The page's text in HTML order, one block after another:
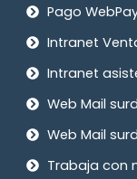
Pago
Intranet
Intranet
Web Mail
Web Mail
Trabaja con